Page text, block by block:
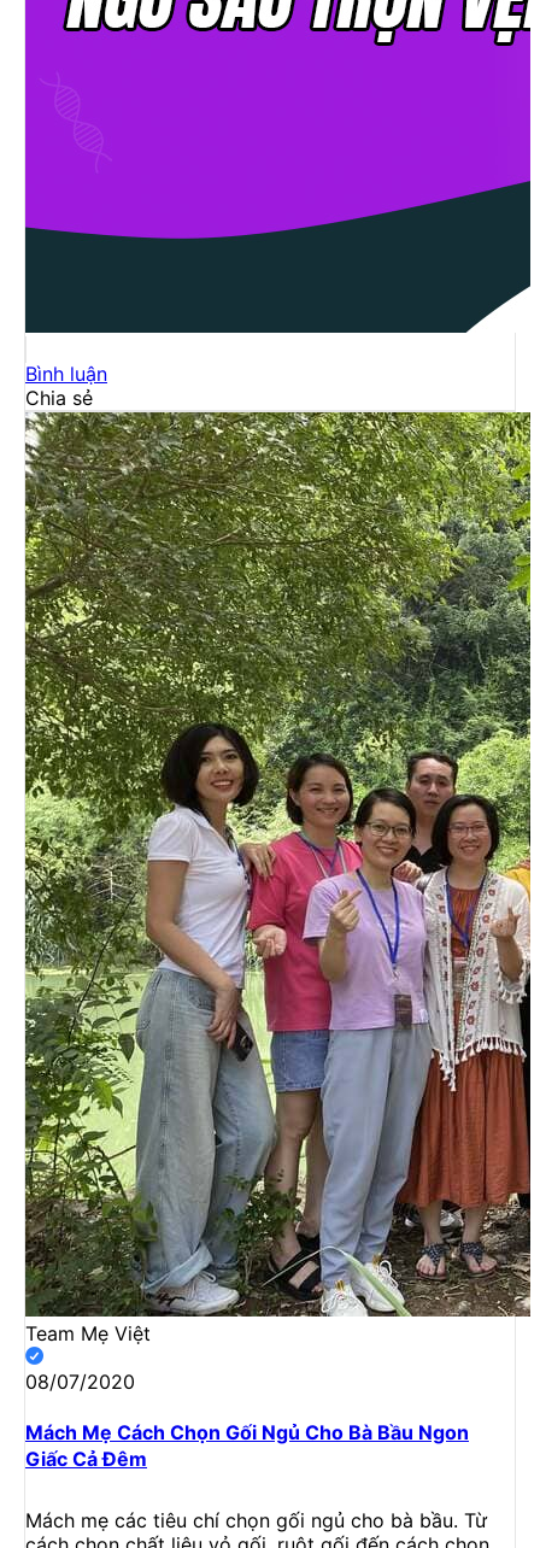
Bình luận
Chia sẻ
Team Mẹ Việt
08/07/2020
Mách Mẹ Cách Chọn Gối Ngủ Cho Bà Bầu Ngon
Giấc Cả Đêm
Mách mẹ các tiêu chí chọn gối ngủ cho bà bầu. Từ